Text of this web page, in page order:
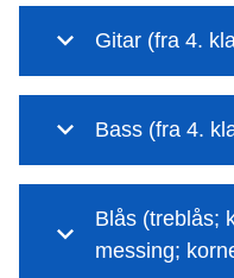
Gitar (fra 4.
Bass (fra 4.
Blås (treblås;
messing;